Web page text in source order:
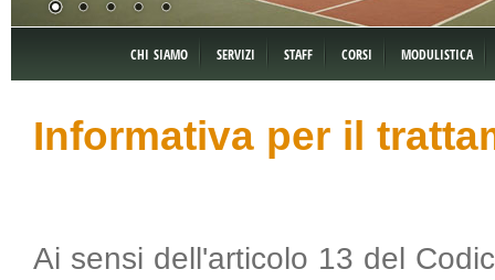
CHI SIAMO SERVIZI STAFF CORSI MODULISTICA
Informativa per il
Ai sensi dell'articolo 13 del